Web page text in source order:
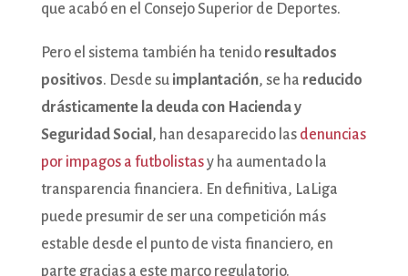
que acabó en el Consejo Superior de Deportes.
Pero el sistema también ha tenido resultados
positivos. Desde su implantación, se ha reducido
drásticamente la deuda con Hacienda y
Seguridad Social , han desaparecido las denuncias
por impagos a futbolistasy ha aumentado la
transparencia financiera. En definitiva, LaLiga
puede presumir de ser una competición más
estable desde el punto de vista financiero, en
parte gracias a este marco regulatorio.